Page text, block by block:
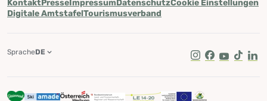
KontaktPresseImpressumDatenschutzCookie Einstellungen
Digitale AmtstafelTourismusverband
Instagram
Facebook
Youtube
Tik Tok
SpracheDE